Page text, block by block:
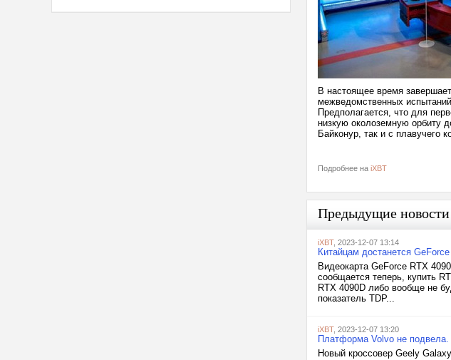
В настоящее время
межведомственных
Предполагается, что для
низкую околоземную орбиту
Байконур, так и с плавучего
Подробнее на iXBT
Предыдущие новости
iXBT, 2023-12-07 13:14
Китайцам достанется
Видеокарта GeForce RTX
сообщается теперь, купить
RTX 4090D либо вообще не
показатель TDP...
iXBT, 2023-12-07 13:20
Платформа Volvo не подвела.
Новый кроссовер Geely